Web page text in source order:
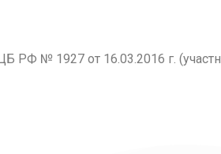
РФ № 1927 от 16.03.2016 г.